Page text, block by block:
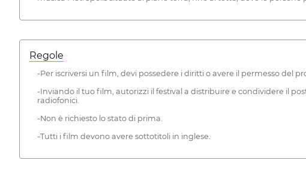
Regole
-Per iscriversi un film, devi possedere i diritti o avere il permesso del
-Inviando il tuo film, autorizzi il festival a distribuire e condividere il
radiofonici.
-Non è richiesto lo stato di prima.
-Tutti i film devono avere sottotitoli in inglese.